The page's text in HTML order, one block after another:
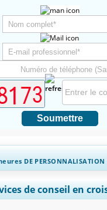
Soumettre
DE PERSONNALISATION
regional e por país,
Benchmarking
de conseil en